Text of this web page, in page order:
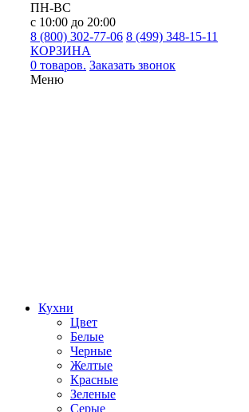
ПН-ВС
с 10:00 до 20:00
8 (800) 302-77-06 8 (499) 348-15-11
КОРЗИНА
0 товаров. Заказать звонок
Меню
Кухни
Цвет
Белые
Черные
Желтые
Красные
Зеленые
Серые